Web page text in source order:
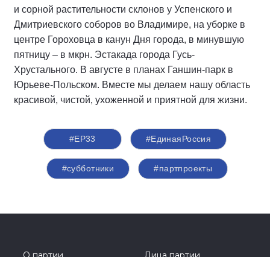
и сорной растительности склонов у Успенского и
Дмитриевского соборов во Владимире, на уборке в
центре Гороховца в канун Дня города, в минувшую
пятницу – в мкрн. Эстакада города Гусь-
Хрустального. В августе в планах Ганшин-парк в
Юрьеве-Польском. Вместе мы делаем нашу область
красивой, чистой, ухоженной и приятной для жизни.
#ЕР33 #‎ЕдинаяРоссия
#субботники #партпроекты